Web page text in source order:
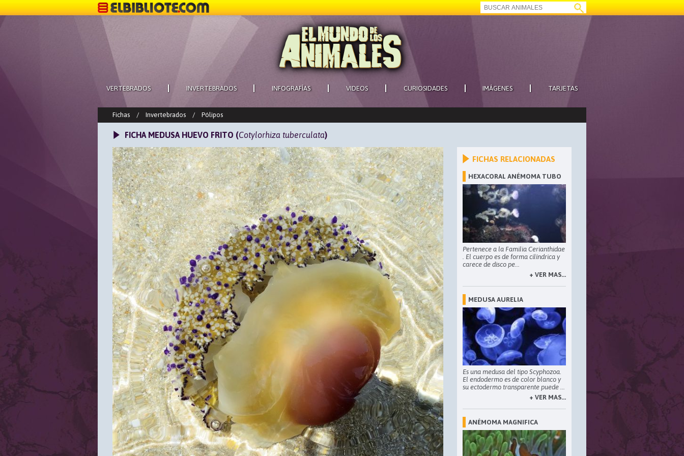
VERTEBRADOS INVERTEBRADOS INFOGRAFÍAS VIDEOS CURIOSIDADES IMÁGENES TARJETAS
Fichas / Invertebrados / Pólipos
FICHA MEDUSA HUEVO FRITO (Cotylorhiza tuberculata)
FICHAS RELACIONADAS
HEXACORAL ANÉMOMA TUBO
Pertenece a la Familia Cerianthidae
. El cuerpo es de forma cilíndrica y
carece de disco pe...
+ VER MAS...
MEDUSA AURELIA
Es una medusa del tipo Scyphozoa.
El endodermo es de color blanco y
su ectodermo transparente puede ...
+ VER MAS...
ANÉMOMA MAGNIFICA